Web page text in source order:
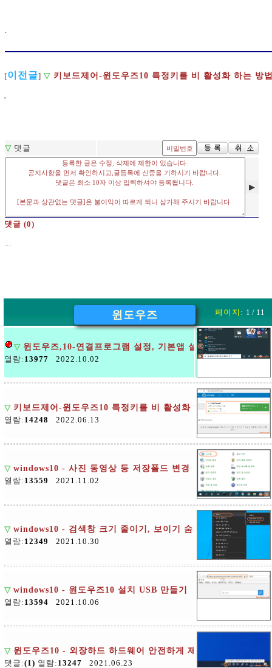
.
[이전글] ▽ 키보드제어-윈도우즈10 특정키를 비 활성화 하는 방
'
▽ 댓글
▶
댓글 (0)
...
윈도우즈 페이지: 1 / 11
▽ 윈도우즈,10-연결프로그램 설정, 기본앱 설정 변경
열람: 13977 2022.10.02
▽ 키보드제어-윈도우즈10 특정키를 비 활성화 하는 방법
열람: 14248 2022.06.13
▽ windows10 - 사진 동영상 등 저장폴드 변경
열람: 13559 2021.11.02
▽ windows10 - 검색창 크기 줄이기, 보이기 숨기기
열람: 12349 2021.10.30
▽ windows10 - 원도우즈10 설치 USB 만들기
열람: 13594 2021.10.06
▽ 윈도우즈10 - 외장하드 하드웨어 안전하게 제거하기 설정
댓글:(1) 열람: 13247 2021.06.23